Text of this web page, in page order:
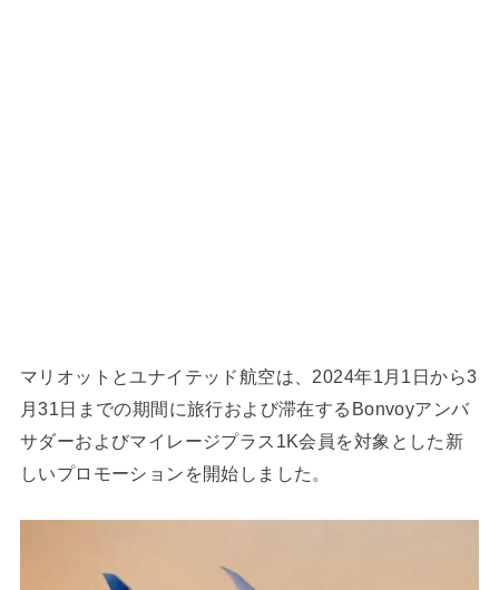
マリオットとユナイテッド航空は、2024年1月1日から3
月31日までの期間に旅行および滞在するBonvoyアンバ
サダーおよびマイレージプラス1K会員を対象とした新
しいプロモーションを開始しました。